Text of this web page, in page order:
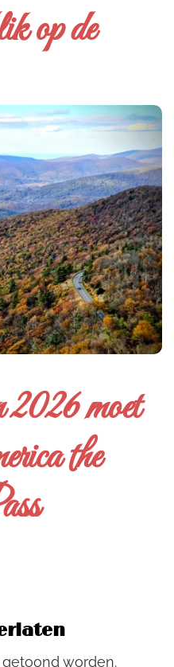
op de
moet
the
worden.